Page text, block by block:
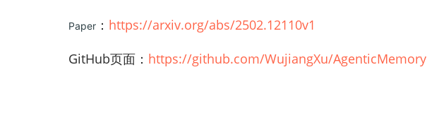
Paper ： https://arxiv.org/abs/2502.12110v1
GitHub页面： https://github.com/WujiangXu/AgenticMemory